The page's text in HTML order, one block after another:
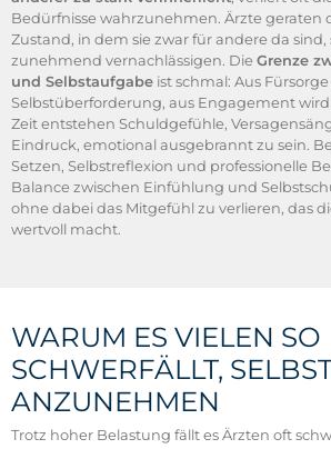
Bedürfnisse wahrzunehmen. Ärzte geraten
Zustand, in dem sie zwar für andere da sind,
zunehmend vernachlässigen. Die Grenze
und Selbstaufgabeist schmal: Aus
Selbstüberforderung, aus Engagement
Zeit entstehen Schuldgefühle,
Eindruck, emotional ausgebrannt zu sein.
Setzen, Selbstreflexion und professionelle
Balance zwischen Einfühlung und
ohne dabei das Mitgefühl zu verlieren, das
wertvoll macht.
WARUM ES VIELEN SO
SCHWERFÄLLT,
ANZUNEHMEN
Trotz hoher Belastung fällt es Ärzten oft